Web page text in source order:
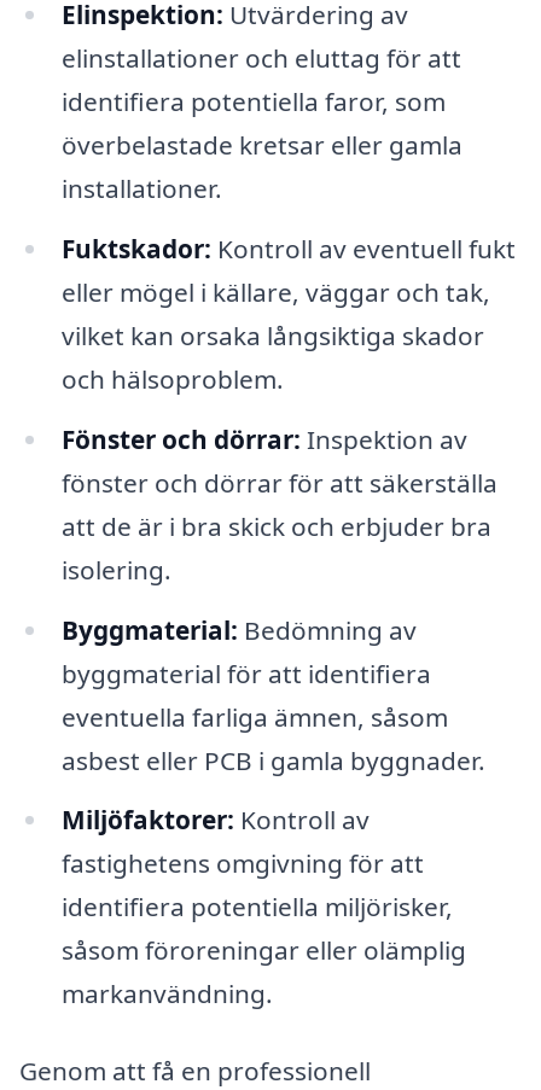
Elinspektion: Utvärdering av
elinstallationer och eluttag för att
identifiera potentiella faror, som
överbelastade kretsar eller gamla
installationer.
Fuktskador: Kontroll av eventuell fukt
eller mögel i källare, väggar och tak,
vilket kan orsaka långsiktiga skador
och hälsoproblem.
Fönster och dörrar: Inspektion av
fönster och dörrar för att säkerställa
att de är i bra skick och erbjuder bra
isolering.
Byggmaterial: Bedömning av
byggmaterial för att identifiera
eventuella farliga ämnen, såsom
asbest eller PCB i gamla byggnader.
Miljöfaktorer: Kontroll av
fastighetens omgivning för att
identifiera potentiella miljörisker,
såsom föroreningar eller olämplig
markanvändning.
Genom att få en professionell